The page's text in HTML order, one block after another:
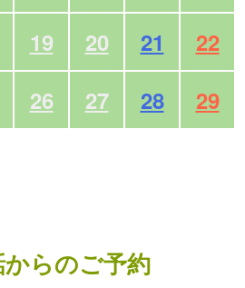
19 20 21
22
26 27 28
29
からのご予約